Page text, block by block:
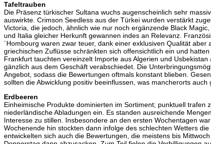
Tafeltrauben
Die Präsenz türkischer Sultana wuchs augenscheinlich sehr
auswirkte. Crimson Seedless aus der Türkei wurden verstärkt
Victoria, die jedoch, ähnlich wie nur noch ergänzende Black
und Italia gleicher Herkunft gewannen indes an Relevanz.
´Hombourg waren zwar teuer, dank einer exklusiven Qualität aber
griechischen Zuflüsse schränkten sich offensichtlich ein und
Frankfurt tauchten vereinzelt Importe aus Algerien und
gänzlich aus dem Geschäft verabschiedet. Die
Angebot, sodass die Bewertungen oftmals konstant blieben.
sollten die Abwicklung positiv beeinflussen, was mancherorts auch
Erdbeeren
Einheimische Produkte dominierten im Sortiment; punktuell trafen
niederländische Abladungen ein. Es standen ausreichende
Interesse zu stillen. Insbesondere an den ersten Wochentagen
Wochenende hin stockten dann infolge des schlechten Wetters
entwickelten sich auch die Bewertungen, die meistens bis